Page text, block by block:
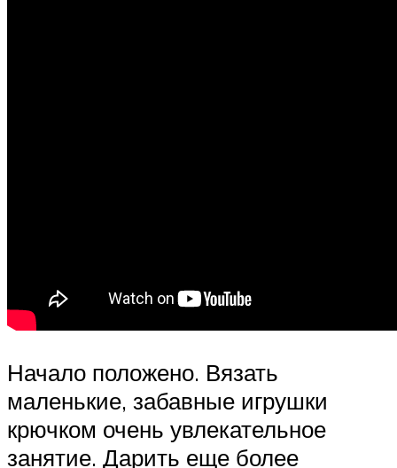
Начало положено. Вязать
маленькие, забавные игрушки
крючком очень увлекательное
занятие. Дарить еще более